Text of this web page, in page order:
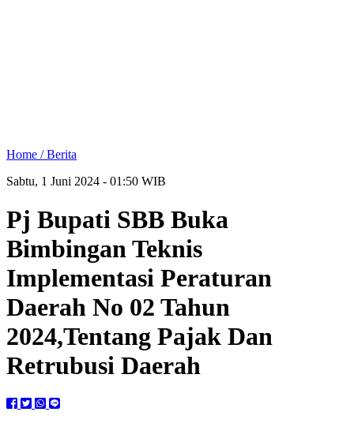
Home /Berita
Sabtu, 1 Juni 2024 - 01:50 WIB
Pj Bupati SBB Buka
Bimbingan Teknis
Implementasi Peraturan
Daerah No 02 Tahun
2024,Tentang Pajak Dan
Retrubusi Daerah